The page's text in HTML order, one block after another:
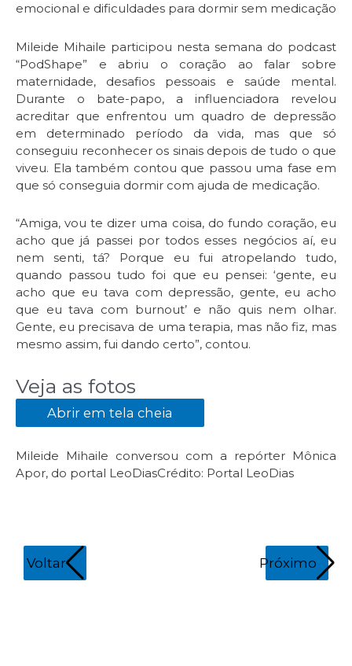
emocional e dificuldades para dormir sem medicação
Mileide Mihaile participou nesta semana do podcast
“PodShape” e abriu o coração ao falar sobre
maternidade, desafios pessoais e saúde mental.
Durante o bate-papo, a influenciadora revelou
acreditar que enfrentou um quadro de depressão
em determinado período da vida, mas que só
conseguiu reconhecer os sinais depois de tudo o que
viveu. Ela também contou que passou uma fase em
que só conseguia dormir com ajuda de medicação.
“Amiga, vou te dizer uma coisa, do fundo coração, eu
acho que já passei por todos esses negócios aí, eu
nem senti, tá? Porque eu fui atropelando tudo,
quando passou tudo foi que eu pensei: ‘gente, eu
acho que eu tava com depressão, gente, eu acho
que eu tava com burnout’ e não quis nem olhar.
Gente, eu precisava de uma terapia, mas não fiz, mas
mesmo assim, fui dando certo”, contou.
Veja as fotos
Abrir em tela cheia
Mileide Mihaile conversou com a repórter Mônica
Apor, do portal LeoDiasCrédito: Portal LeoDias
Voltar Próximo